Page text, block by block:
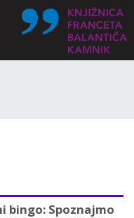
bingo: Spoznajmo